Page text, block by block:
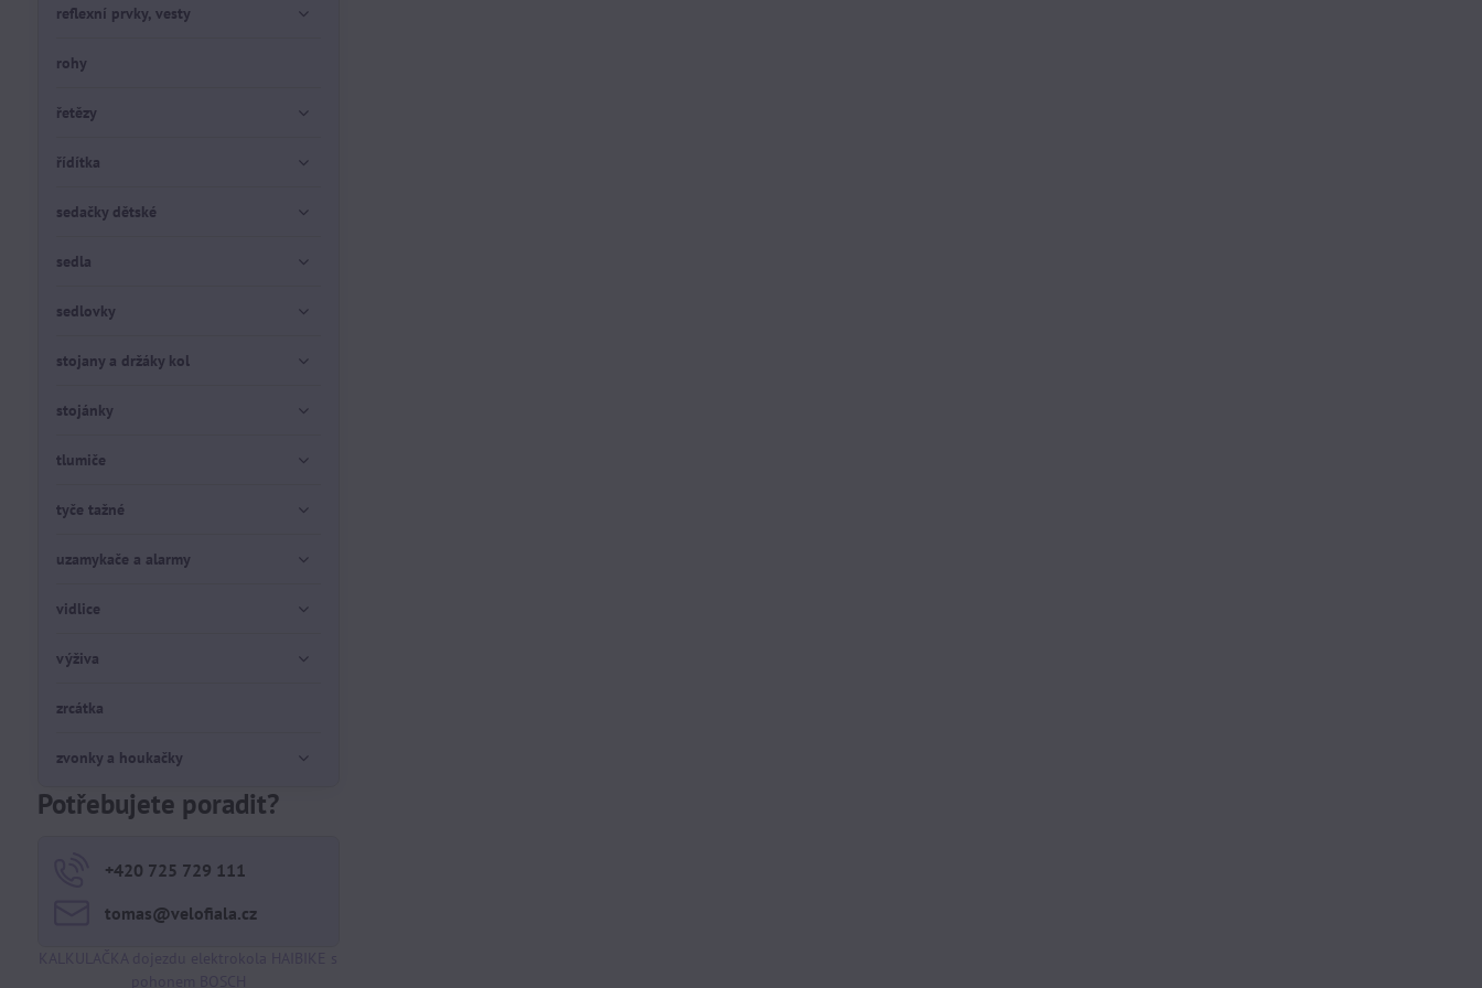
Potřebujete poradit?
+420 725 729 111
tomas​@velofiala​.cz
reflexní prvky, vesty
rohy
řetězy
řídítka
sedačky dětské
sedla
sedlovky
stojany a držáky kol
stojánky
tlumiče
tyče tažné
uzamykače a alarmy
vidlice
výživa
zrcátka
zvonky a houkačky